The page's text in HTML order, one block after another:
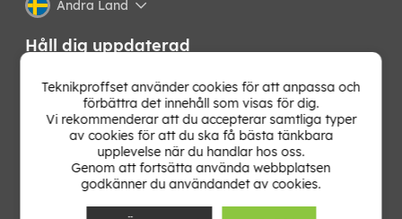
Ändra Land
Håll dig uppdaterad
Få de senaste nyheterna, hetaste erbjudandena och
bästa tipsen från oss direkt i din mejlkorg. Signa upp på
vårt nyhetsbrev!
Teknikproffset använder cookies för att anpassa och
förbättra det innehåll som visas för dig.
Vi rekommenderar att du accepterar samtliga typer
av cookies för att du ska få bästa tänkbara
upplevelse när du handlar hos oss.
Genom att fortsätta använda webbplatsen
godkänner du användandet av cookies.